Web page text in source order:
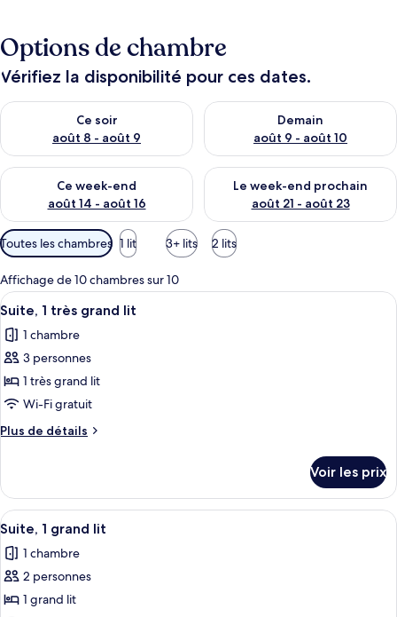
Options de chambre
Vérifiez la disponibilité pour ces dates.
Ce soir
août 8 - août 9
Vérifier la disponibilité pour ce soir août 8 - août 9
Demain
août 9 - août 10
Vérifier la disponibilité pour
Ce week-end
août 14 - août 16
Vérifier la disponibilité pour ce week-end août 14 - août 16
Le week-end prochain
août 21 - août 23
Vérifier la disponibilité pour
Filtres
disponibles
pour
les
chambres
Toutes les chambres 1 lit 3+ lits 2 lits
Affichage de 10 chambres sur 10
Afficher
toutes
les
photos
pour
ce
type
de
Suite,
très
grand
lit
Une chambre d’hôtel comprenant
4
Suite, 1 très grand lit
1 chambre
3 personnes
1 très grand lit
Wi-Fi gratuit
Plus de détails
Plus
le
type
de
Suite,
grand
Voir les prix
Afficher
toutes
les
photos
pour
Une chambre d’hôtel avec un lit,
3
Suite, 1 grand lit
1 chambre
2 personnes
1 grand lit